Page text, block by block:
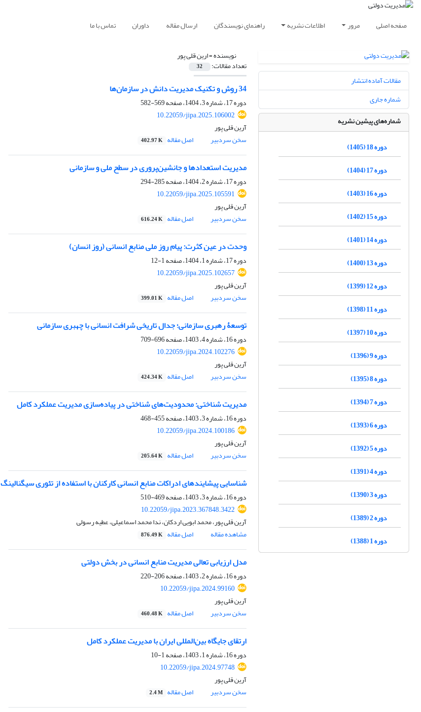
صفحه اصلی مرور اطلاعات نشریه راهنمای نویسندگان ارسال مقاله داوران تماس با ما
نویسنده =ارین قلی پور
تعداد مقالات: 32
34 روش و تکنیک مدیریت دانش در سازمان‏‌ها
دوره 17، شماره 3، 1404، صفحه
569-582
10.22059/jipa.2025.106002
آرین قلی پور
سخن سردبیر
اصل مقاله 402.97 K
مدیریت استعدادها و جانشین‌پروری در سطح ملی و سازمانی
دوره 17، شماره 2، 1404، صفحه
285-294
10.22059/jipa.2025.105591
آرین قلی پور
سخن سردبیر
اصل مقاله 616.24 K
وحدت در عین کثرت: پیام روز ملی منابع انسانی (روز انسان)
دوره 17، شماره 1، 1404، صفحه
1-12
10.22059/jipa.2025.102657
آرین قلی پور
سخن سردبیر
اصل مقاله 399.01 K
توسعۀ رهبری سازمانی؛ جدال تاریخی شرافت انسانی با چهبری سازمانی
دوره 16، شماره 4، 1403، صفحه
696-709
10.22059/jipa.2024.102276
آرین قلی پور
سخن سردبیر
اصل مقاله 424.34 K
مدیریت شناختی: محدودیت‏‌های شناختی در پیاده‌سازی مدیریت عملکرد کامل
دوره 16، شماره 3، 1403، صفحه
455-468
10.22059/jipa.2024.100186
آرین قلی پور
سخن سردبیر
اصل مقاله 205.64 K
شناسایی پیشایندهای ادراکات منابع انسانی کارکنان با استفاده از تئوری سیگنالینگ
دوره 16، شماره 3، 1403، صفحه
469-510
10.22059/jipa.2023.367848.3422
آرین قلی پور، محمد ابویی اردکان، ندا محمد اسماعیلی، عطیه رسولی
مشاهده مقاله
اصل مقاله 876.49 K
مدل ارزیابی تعالی مدیریت منابع انسانی در بخش دولتی
دوره 16، شماره 2، 1403، صفحه
206-220
10.22059/jipa.2024.99160
آرین قلی پور
سخن سردبیر
اصل مقاله 460.48 K
ارتقای جایگاه بین‌المللی ایران با مدیریت عملکرد کامل
دوره 16، شماره 1، 1403، صفحه
1-10
10.22059/jipa.2024.97748
آرین قلی پور
سخن سردبیر
اصل مقاله 2.4 M
مقالات آماده انتشار
شماره جاری
شماره‌های پیشین نشریه
دوره 18 (1405)
دوره 17 (1404)
دوره 16 (1403)
دوره 15 (1402)
دوره 14 (1401)
دوره 13 (1400)
دوره 12 (1399)
دوره 11 (1398)
دوره 10 (1397)
دوره 9 (1396)
دوره 8 (1395)
دوره 7 (1394)
دوره 6 (1393)
دوره 5 (1392)
دوره 4 (1391)
دوره 3 (1390)
دوره 2 (1389)
دوره 1 (1388)